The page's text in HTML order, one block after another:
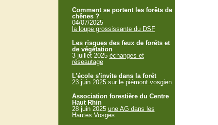
Comment se portent les forêts de
chênes ?
04/07/2025
la loupe grossissante du DSF
Les risques des feux de forêts et
de végétation
3 juillet 2025 échanges et
réseautage
L'école s'invite dans la forêt
23 juin 2025 sur le piémont vosgien
Association forestière du Centre
Haut Rhin
28 juin 2025 une AG dans les
Hautes Vosges